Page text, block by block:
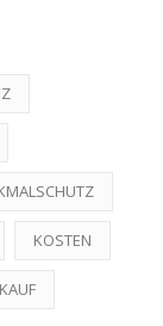
KOSTEN